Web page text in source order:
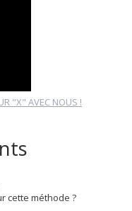
"X" AVEC NOUS !
cette méthode ?